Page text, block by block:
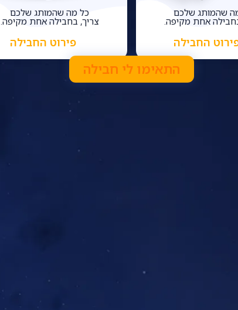
שהמותג שלכם
אחת מקיפה.
החבילה
כל מה שהמותג שלכם
צריך, בחבילה אחת מקיפה.
פירוט החבילה
רוצים התאמה אישית מלאה?
התאימו לי חבילה